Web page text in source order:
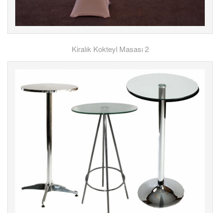
Kiralık Kokteyl Masası 2